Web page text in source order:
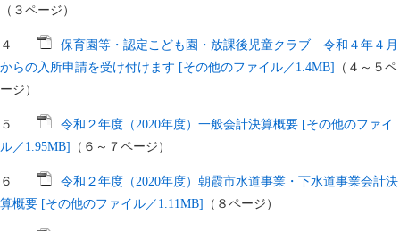
（３ページ）
４
保育園等・認定こども園・放課後児童クラブ 令和４年４月
からの入所申請を受け付けます [その他のファイル／1.4MB]
（４～５ペ
ージ）
５
令和２年度（2020年度）一般会計決算概要 [その他のファイ
ル／1.95MB]
（６～７ページ）
６
令和２年度（2020年度）朝霞市水道事業・下水道事業会計決
算概要 [その他のファイル／1.11MB]
（８ページ）